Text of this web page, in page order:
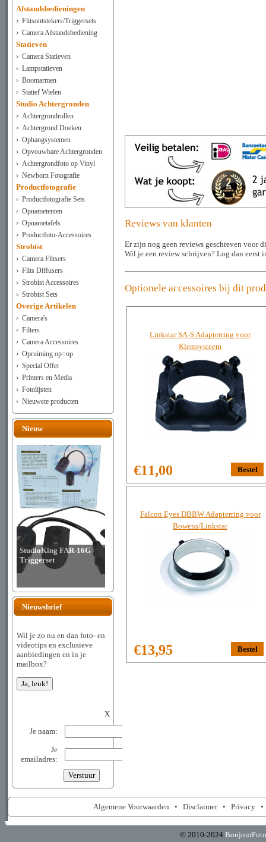
Afstandsbedieningen
Flitsontstekers/Triggersets
Camera Afstandsbediening
Statieven
Camera Statieven
Lampstatieven
Boomarmen
Statief Wielen
Studio Achtergronden
Achtergrondrollen
Achtergrond Doeken
Ophangsystemen
Opvouwbare Achtergronden
Achtergrondfoto op Vinyl
Newborn Fotografie
Productfotografie
Productfotografie Sets
Opnametenten
Opnametafels
Productfoto-Accessoires
Strobist
Camera Flitsers
Flits Diffusers
Strobist Accessoires
Strobist Sets
Overige Artikelen
Camera's
Filters
Camera Accessoires
Opruiming op=op
Special Offer
Printers en Media
Fotolijsten
Nieuwste producten
Nieuw
StudioKing FAR-16G
Triggerset
Nieuwsbrief
Wil je zo nu en dan foto- en
videotips en exclusieve
aanbiedingen en in je
mailbox?
X
Je naam:
Je
emailadres:
Reviews van klanten
Er zijn nog geen reviews geschreven voor
Wil je een review schrijven? Log dan eerst
Optionele accessoires bij dit
Linkstar SA-S Adapterring voor
Klemsysteem
€11,00
Falcon Eyes DBBW Adapterring voor
Bowens/Linkstar
€13,95
Algemene Voorwaarden • Disclaimer• Privacy
© 2010-2024 BonjourFoto